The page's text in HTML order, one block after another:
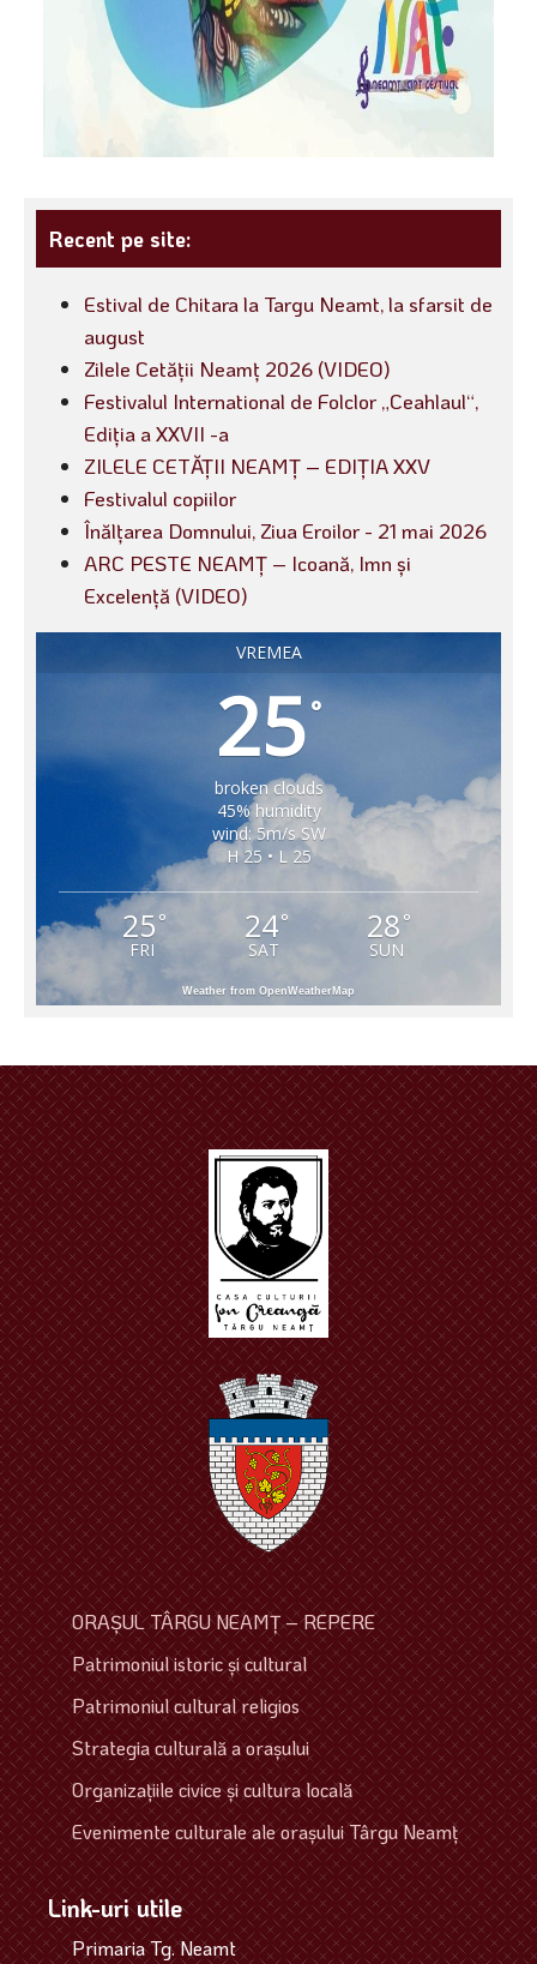
Recent pe site:
Estival de Chitara la Targu Neamt, la sfarsit de
august
Zilele Cetății Neamț 2026 (VIDEO)
Festivalul International de Folclor „Ceahlaul“,
Ediția a XXVII -a
ZILELE CETĂȚII NEAMȚ – EDIȚIA XXV
Festivalul copiilor
Înălțarea Domnului, Ziua Eroilor - 21 mai 2026
ARC PESTE NEAMȚ – Icoană, Imn și
Excelență (VIDEO)
VREMEA
25°
broken clouds
45% humidity
wind: 5m/s SW
H 25 • L 25
25 °
FRI
24°
SAT
28 °
SUN
Weather from OpenWeatherMap
ORAŞUL TÂRGU NEAMŢ – REPERE
Patrimoniul istoric şi cultural
Patrimoniul cultural religios
Strategia culturală a oraşului
Organizaţiile civice şi cultura locală
Evenimente culturale ale oraşului Târgu Neamţ
Link-uri utile
Primaria Tg. Neamt